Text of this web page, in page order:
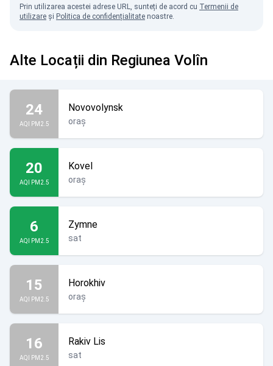
Prin utilizarea acestei adrese URL, sunteți de acord cu Termenii de
utilizare și Politica de confidențialitate noastre.
Alte Locații din Regiunea Volîn
24
AQI PM2.5
Novovolynsk
oraș
20
AQI PM2.5
Kovel
oraș
6
AQI PM2.5
Zymne
sat
15
AQI PM2.5
Horokhiv
oraș
16
AQI PM2.5
Rakiv Lis
sat